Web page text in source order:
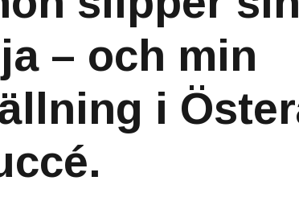
– och min
i